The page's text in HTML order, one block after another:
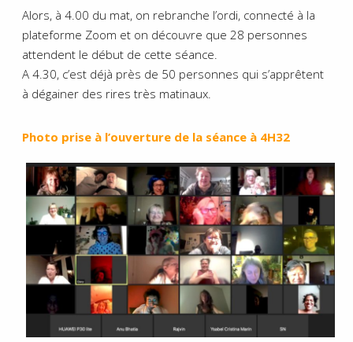
Alors, à 4.00 du mat, on rebranche l’ordi, connecté à la
plateforme Zoom et on découvre que 28 personnes
attendent le début de cette séance.
A 4.30, c’est déjà près de 50 personnes qui s’apprêtent
à dégainer des rires très matinaux.
Photo priseà l’ouverturede la séance à 4H32